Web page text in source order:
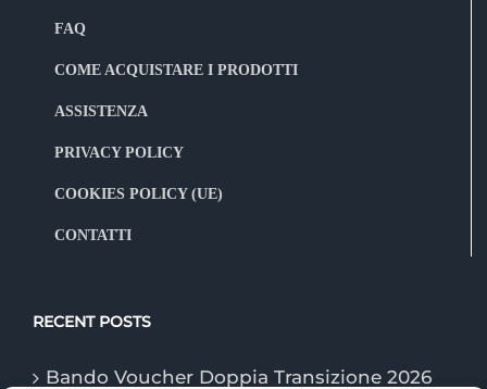
FAQ
COME ACQUISTARE I PRODOTTI
ASSISTENZA
PRIVACY POLICY
COOKIES POLICY (UE)
CONTATTI
RECENT POSTS
Bando Voucher Doppia Transizione 2026